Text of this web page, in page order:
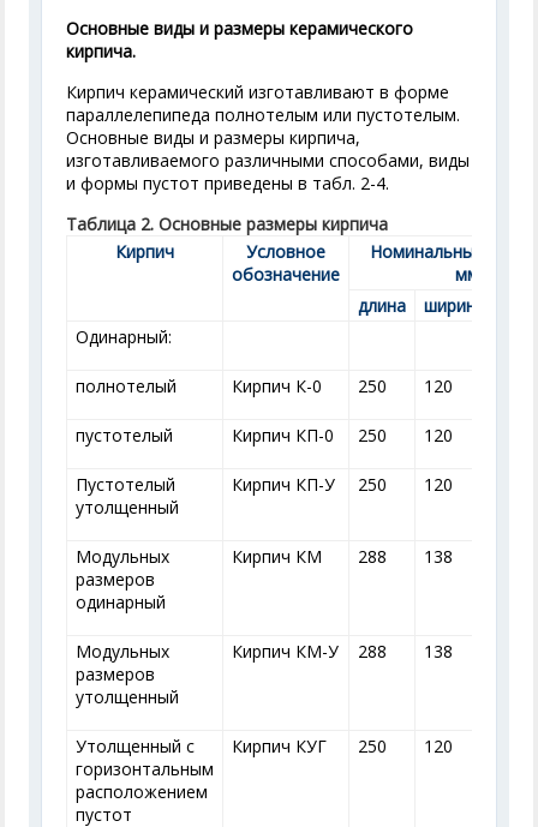
Основные виды и размеры керамического
кирпича.
Кирпич керамический изготавливают в форме
параллелепипеда полнотелым или пустотелым.
Основные виды и размеры кирпича,
изготавливаемого различными способами, виды
и формы пустот при­ведены в табл. 2-4.
Таблица 2. Основные размеры кирпича
Кирпич
Условное
обозначение
Номинальные
мм
длина
ширина
Одинарный:
полнотелый Кирпич К-0 250 120
пустотелый Кирпич КП-0 250 120
Пустотелый
утолщенный
Кирпич КП-У 250 120
Модульных
размеров
одинарный
Кирпич КМ 288 138
Модульных
размеров
утолщенный
Кирпич КМ-У 288 138
Утолщенный с
горизонтальным
расположением
пустот
Кирпич КУГ 250 120